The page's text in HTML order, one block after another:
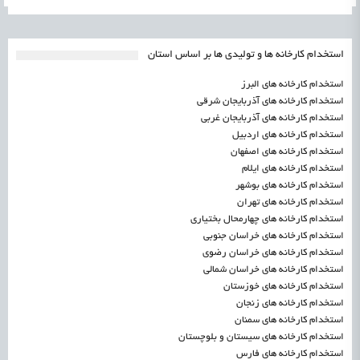
استخدام کارخانه ها و تولیدی ها بر اساس استان
استخدام کارخانه های البرز
استخدام کارخانه های آذربایجان شرقی
استخدام کارخانه های آذربایجان غربی
استخدام کارخانه های اردبیل
استخدام کارخانه های اصفهان
استخدام کارخانه های ایلام
استخدام کارخانه های بوشهر
استخدام کارخانه های تهران
استخدام کارخانه های چهارمحال بختیاری
استخدام کارخانه های خراسان جنوبی
استخدام کارخانه های خراسان رضوی
استخدام کارخانه های خراسان شمالی
استخدام کارخانه های خوزستان
استخدام کارخانه های زنجان
استخدام کارخانه های سمنان
استخدام کارخانه های سیستان و بلوچستان
استخدام کارخانه های فارس